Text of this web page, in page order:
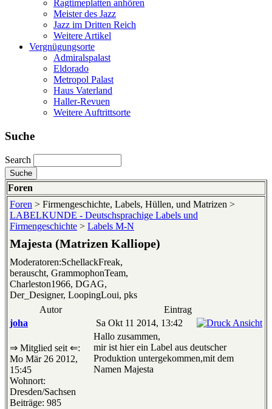
Ragtimeplatten anhören
Meister des Jazz
Jazz im Dritten Reich
Weitere Artikel
Vergnügungsorte
Admiralspalast
Eldorado
Metropol Palast
Haus Vaterland
Haller-Revuen
Weitere Auftrittsorte
Suche
Search
Foren
Foren > Firmengeschichte, Labels, Hüllen, und Matrizen >
LABELKUNDE - Deutschsprachige Labels und
Firmengeschichte > Labels M-N
Majesta (Matrizen Kalliope)
Moderatoren:SchellackFreak,
berauscht, GrammophonTeam,
Charleston1966, DGAG,
Der_Designer, LoopingLoui, pks
Autor
Eintrag
joha
Sa Okt 11 2014, 13:42
⇒ Mitglied seit ⇐:
Mo Mär 26 2012,
15:45
Wohnort:
Dresden/Sachsen
Beiträge: 985
Hallo zusammen,
mir ist hier ein Label aus deutscher
Produktion untergekommen,mit dem
Namen Majesta